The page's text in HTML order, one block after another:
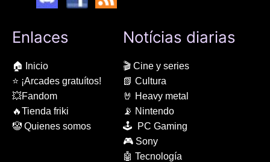
Enlaces
🏠 Inicio
⭐ ¡Arcades gratuítos!
💥Fandom
🔥Tienda friki
🤡 Quienes somos
Notícias diarias
🎬 Cine y series
📗 Cultura
🤘 Heavy metal
📡 Nintendo
🕹 PC Gaming
🎮 Sony
🤖 Tecnología